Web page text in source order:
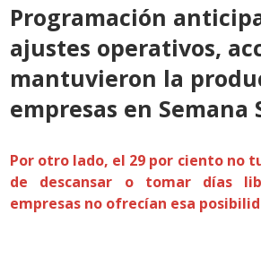
Programación
ajustes operativos,
mantuvieron la
empresas en Semana
Por otro lado, el 29 por ciento no
de descansar o tomar días
empresas no ofrecían esa